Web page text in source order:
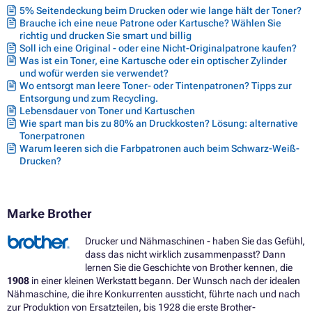
5% Seitendeckung beim Drucken oder wie lange hält der Toner?
Brauche ich eine neue Patrone oder Kartusche? Wählen Sie
richtig und drucken Sie smart und billig
Soll ich eine Original - oder eine Nicht-Originalpatrone kaufen?
Was ist ein Toner, eine Kartusche oder ein optischer Zylinder
und wofür werden sie verwendet?
Wo entsorgt man leere Toner- oder Tintenpatronen? Tipps zur
Entsorgung und zum Recycling.
Lebensdauer von Toner und Kartuschen
Wie spart man bis zu 80% an Druckkosten? Lösung: alternative
Tonerpatronen
Warum leeren sich die Farbpatronen auch beim Schwarz-Weiß-
Drucken?
Marke Brother
Drucker und Nähmaschinen - haben Sie das Gefühl,
dass das nicht wirklich zusammenpasst? Dann
lernen Sie die Geschichte von Brother kennen, die
1908 in einer kleinen Werkstatt begann. Der Wunsch nach der idealen
Nähmaschine, die ihre Konkurrenten aussticht, führte nach und nach
zur Produktion von Ersatzteilen, bis 1928 die erste Brother-